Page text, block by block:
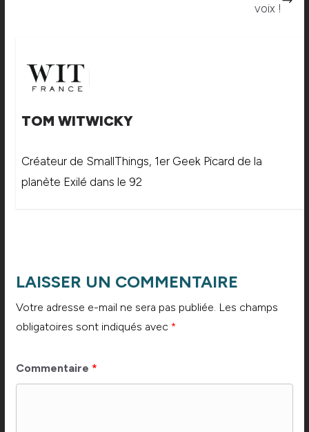
voix !
TOM WITWICKY
Créateur de SmallThings, 1er Geek Picard de la
planète Exilé dans le 92
LAISSER UN COMMENTAIRE
Votre adresse e-mail ne sera pas publiée. Les champs
obligatoires sont indiqués avec *
Commentaire *